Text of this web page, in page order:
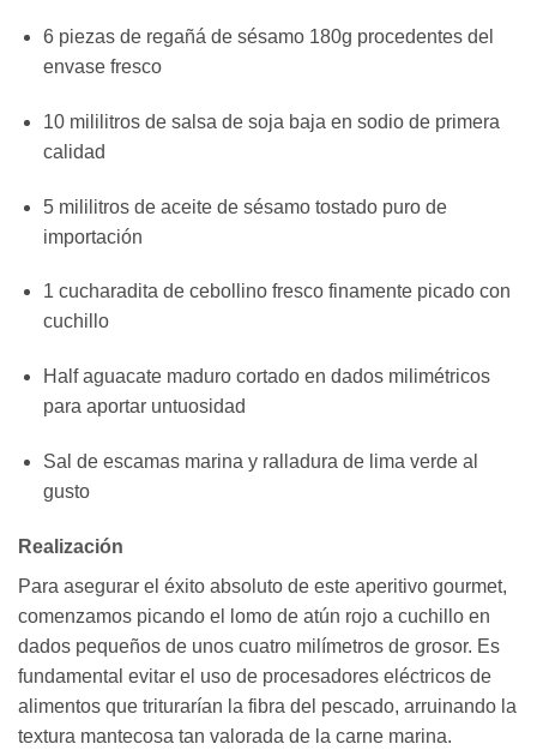
6 piezas de regañá de sésamo 180g procedentes del
envase fresco
10 mililitros de salsa de soja baja en sodio de primera
calidad
5 mililitros de aceite de sésamo tostado puro de
importación
1 cucharadita de cebollino fresco finamente picado con
cuchillo
Half aguacate maduro cortado en dados milimétricos
para aportar untuosidad
Sal de escamas marina y ralladura de lima verde al
gusto
Realización
Para asegurar el éxito absoluto de este aperitivo gourmet,
comenzamos picando el lomo de atún rojo a cuchillo en
dados pequeños de unos cuatro milímetros de grosor. Es
fundamental evitar el uso de procesadores eléctricos de
alimentos que triturarían la fibra del pescado, arruinando la
textura mantecosa tan valorada de la carne marina.